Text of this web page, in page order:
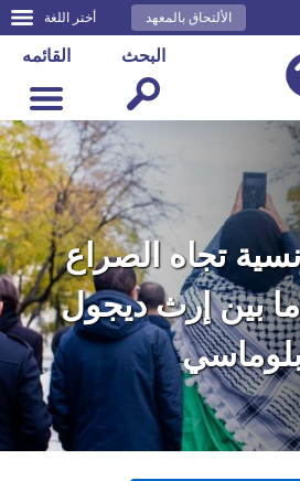
أختر اللغة الألتحاق بالمعهد
القائمه البحث
تجاه الصراع
بين إرث ديجول